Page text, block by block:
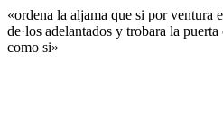
«ordena la aljama que si por ventura
de·los adelantados y trobara la
como si»